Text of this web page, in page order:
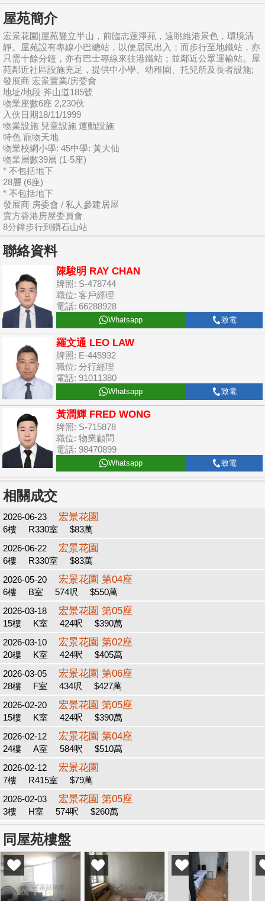
屋苑簡介
宏景花園|屋苑聳立半山，前臨志蓮淨苑，遠眺維港景色，環境清
靜。屋苑設有專線小巴總站，以便居民出入；而步行至地鐵站，亦
只需十餘分鐘，亦有巴士專線來往港鐵站；並鄰近公眾運輸站。屋
苑鄰近社區設施充足，提供中小學、幼稚園、托兒所及長者設施;
發展商 宏景置業/房委會
地址/地段 斧山道185號
物業座數6座 2,230伙
入伙日期18/11/1999
物業設施 兒童設施 運動設施
特色 寵物天地
物業校網小學: 45中學: 黃大仙
物業層數39層 (1-5座)
* 不包括地下
28層 (6座)
* 不包括地下
發展商 房委會 / 私人參建居屋
賣方香港房屋委員會
8分鐘步行到鑽石山站
聯絡資料
陳駿明 RAY CHAN
牌照: S-478744
職位: 客戶經理
電話: 66288928
Whatsapp 致電
羅文通 LEO LAW
牌照: E-445932
職位: 分行經理
電話: 91011380
Whatsapp 致電
黃潤輝 FRED WONG
牌照: S-715878
職位: 物業顧問
電話: 98470899
Whatsapp 致電
相關成交
2026-06-23 宏景花園
6樓 R330室
$83萬
2026-06-22
宏景花園
6樓 R330室
$83萬
2026-05-20
宏景花園 第04座
6樓 B室 574呎
$550萬
2026-03-18
宏景花園 第05座
15樓 K室 424呎
$390萬
2026-03-10
宏景花園 第02座
20樓 K室 424呎
$405萬
2026-03-05
宏景花園 第06座
28樓 F室 434呎
$427萬
2026-02-20
宏景花園 第05座
15樓 K室 424呎
$390萬
2026-02-12
宏景花園 第04座
24樓 A室 584呎
$510萬
2026-02-12
宏景花園
7樓 R415室
$79萬
2026-02-03
宏景花園 第05座
3樓 H室 574呎 $260萬
同屋苑樓盤